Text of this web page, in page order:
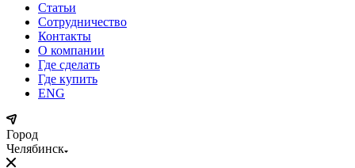
Статьи
Сотрудничество
Контакты
О компании
Где сделать
Где купить
ENG
Город
Челябинск